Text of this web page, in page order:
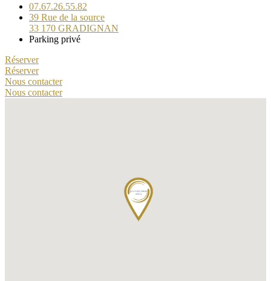
07.67.26.55.82
39 Rue de la source
33 170 GRADIGNAN
Parking privé
Réserver
Réserver
Nous contacter
Nous contacter